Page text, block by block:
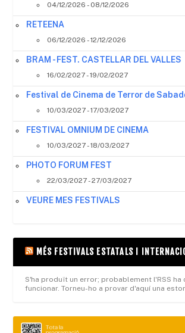
04/12/2026 - 08/12/2026
RETEENA
06/12/2026 - 12/12/2026
BRAM - FEST. CASTELLAR DEL VALLES
16/02/2027 - 19/02/2027
Festival de Cinema de Terror de
10/03/2027 - 17/03/2027
FESTIVAL OMNIUM DE CINEMA
10/03/2027 - 18/03/2027
PHOTO FORUM FEST
22/03/2027 - 27/03/2027
VEURE MES FESTIVALS
MÉS FESTIVALS ESTATALS I
S'ha produït un error; probablement l'RSS ha
funcionar. Torneu-ho a provar d'aquí una